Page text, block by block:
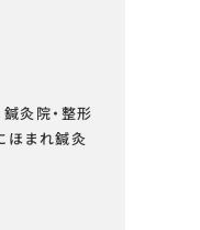
灸院・整形
ほまれ鍼灸